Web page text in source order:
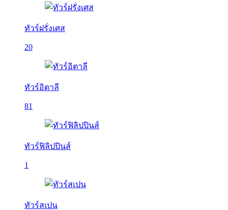
ทัวร์ฝรั่งเศส
20
ทัวร์อิตาลี
81
ทัวร์ฟิลิปปินส์
1
ทัวร์สเปน